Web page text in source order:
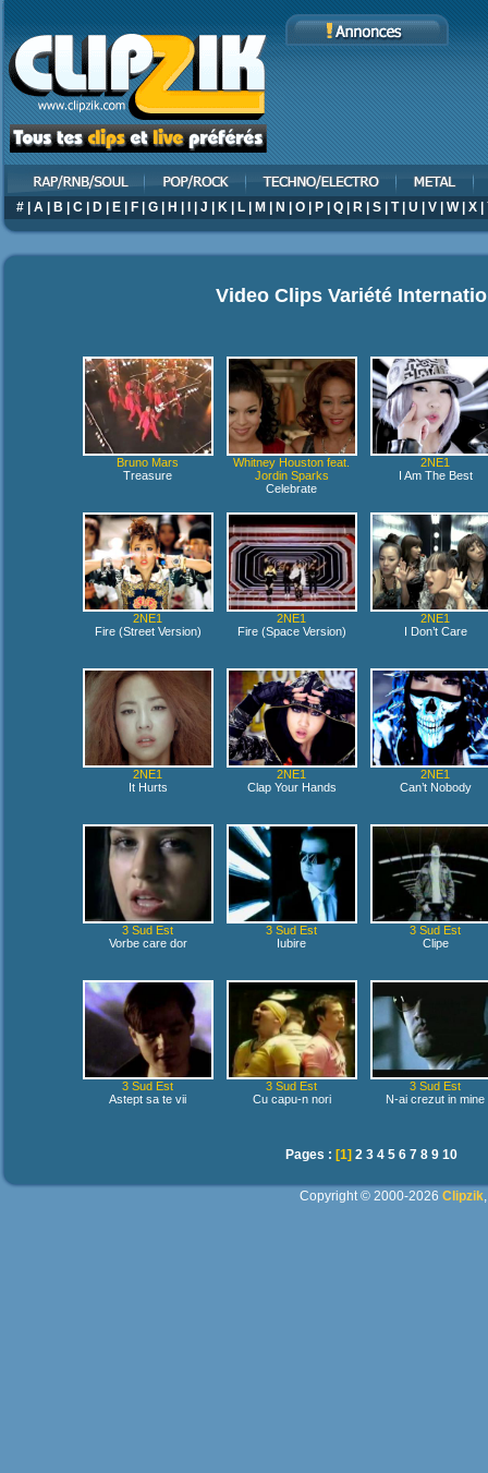
# A B C D E F G H J K L M N O P Q R S T| U V W| X
Video Clips Variété
Bruno Mars
Treasure
Whitney Houston feat.
Jordin Sparks
Celebrate
2NE1
I Am The Best
2NE1
Fire (Street Version)
2NE1
Fire (Space Version)
2NE1
I Don’t Care
2NE1
It Hurts
2NE1
Clap Your Hands
2NE1
Can’t Nobody
3 Sud Est
Vorbe care dor
3 Sud Est
Iubire
3 Sud Est
Clipe
3 Sud Est
Astept sa te vii
3 Sud Est
Cu capu-n nori
3 Sud Est
N-ai crezut in mine
Pages : [1] 2 3 4 5 6 7 8 9 10
Copyright © 2000-2026Clipzik